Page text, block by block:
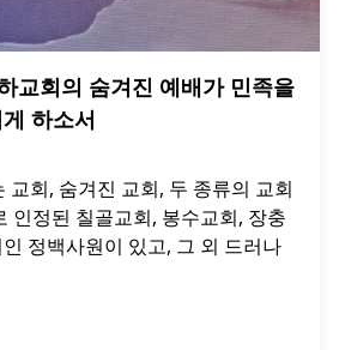
교회의 숨겨진 예배가 민족을
하소서
교회, 숨겨진 교회, 두 종류의 교회
인정된 칠골교회, 봉수교회, 장충
정백사원이 있고, 그 외 드러나